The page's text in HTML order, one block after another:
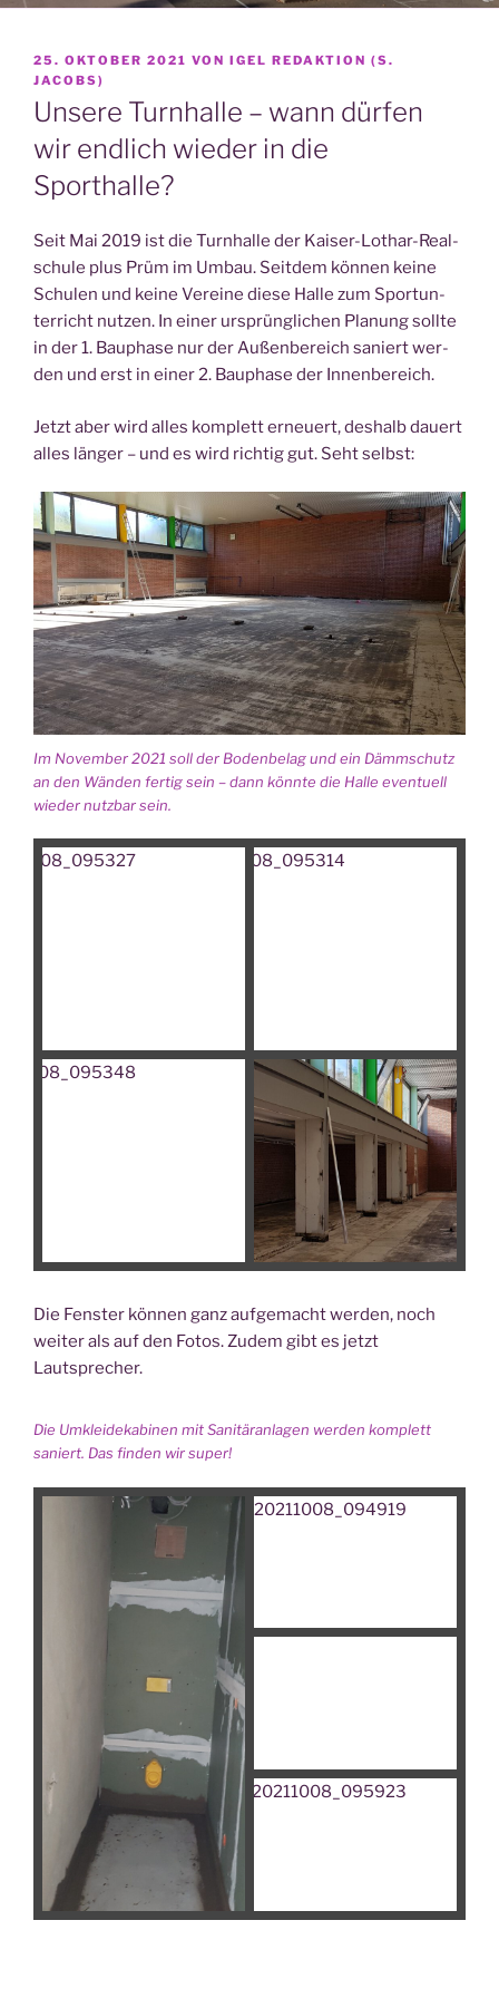
VERÖFFENTLICHT
AM
25. OKTOBER 2021 VON IGEL REDAKTION (S.
JACOBS)
Unsere Turnhalle – wann dürfen
wir endlich wieder in die
Sporthalle?
Seit Mai 2019 ist die Turn­hal­le der Kai­ser-Lothar-Real­
schu­le plus Prüm im Umbau. Seit­dem kön­nen kei­ne
Schu­len und kei­ne Ver­ei­ne die­se Hal­le zum Sport­un­
ter­richt nut­zen. In einer ursprüng­li­chen Pla­nung soll­te
in der 1. Bau­pha­se nur der Außen­be­reich saniert wer­
den und erst in einer 2. Bau­pha­se der Innenbereich.
Jetzt aber wird alles kom­plett erneu­ert, des­halb dau­ert
alles län­ger – und es wird rich­tig gut. Seht selbst:
Im Novem­ber 2021 soll der Boden­be­lag und ein Dämm­schutz
an den Wän­den fer­tig sein – dann könn­te die Hal­le even­tu­ell
wie­der nutz­bar sein.
Die Fens­ter kön­nen ganz auf­ge­macht wer­den, noch
wei­ter als auf den Fotos. Zudem gibt es jetzt
Lautsprecher.
Die Umklei­de­ka­bi­nen mit Sani­tär­an­la­gen wer­den kom­plett
saniert. Das fin­den wir super!